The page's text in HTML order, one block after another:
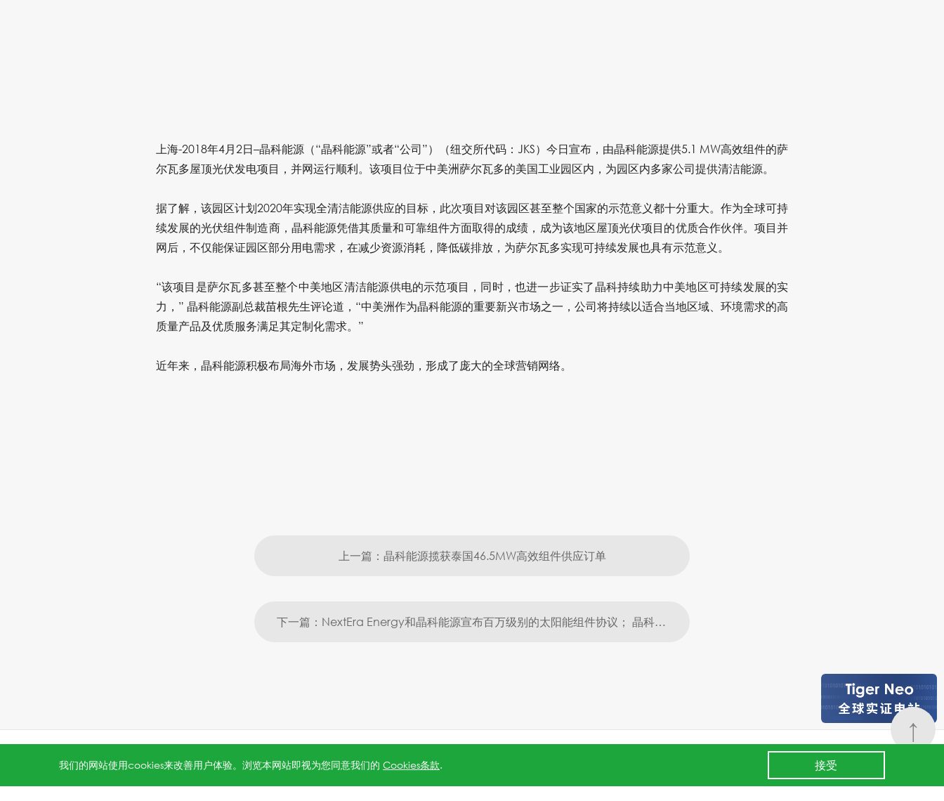
上海-2018年4月2日–晶科能源（“晶科能源”或者“公司”）（纽交所代码：JKS）今日宣布，由晶科能源提供5.1 MW高效组件的萨
尔瓦多屋顶光伏发电项目，并网运行顺利。该项目位于中美洲萨尔瓦多的美国工业园区内，为园区内多家公司提供清洁能源。
据了解，该园区计划2020年实现全清洁能源供应的目标，此次项目对该园区甚至整个国家的示范意义都十分重大。作为全球可持
续发展的光伏组件制造商，晶科能源凭借其质量和可靠组件方面取得的成绩，成为该地区屋顶光伏项目的优质合作伙伴。项目并
网后，不仅能保证园区部分用电需求，在减少资源消耗，降低碳排放，为萨尔瓦多实现可持续发展也具有示范意义。
“该项目是萨尔瓦多甚至整个中美地区清洁能源供电的示范项目，同时，也进一步证实了晶科持续助力中美地区可持续发展的实
力，” 晶科能源副总裁苗根先生评论道，“中美洲作为晶科能源的重要新兴市场之一，公司将持续以适合当地区域、环境需求的高
质量产品及优质服务满足其定制化需求。”
近年来，晶科能源积极布局海外市场，发展势头强劲，形成了庞大的全球营销网络。
上一篇：晶科能源揽获泰国46.5MW高效组件供应订单
下一篇：NextEra Energy和晶科能源宣布百万级别的太阳能组件协议； 晶科能源将在佛罗里达州设立太阳能组件生产工厂
24小时全国服务热线
400 860 8878
↑
All rights reserved © 2026 Jinko Solar.沪ICP备2022022315号-1. 沪公网安备 31010602006888号
我们的网站使用cookies来改善用户体验。浏览本网站即视为您同意我们的 Cookies条款. 接受